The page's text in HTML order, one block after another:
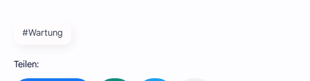
#Wartung